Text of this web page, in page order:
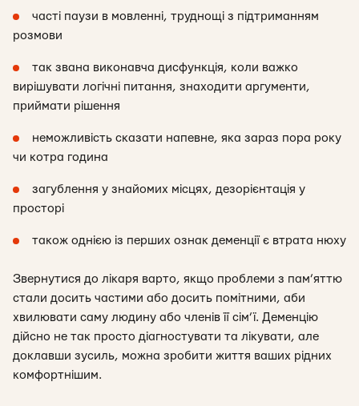
часті паузи в мовленні, труднощі з підтриманням
розмови
так звана виконавча дисфункція, коли важко
вирішувати логічні питання, знаходити аргументи,
приймати рішення
неможливість сказати напевне, яка зараз пора року
чи котра година
загублення у знайомих місцях, дезорієнтація у
просторі
також однією із перших ознак деменції є втрата нюху
Звернутися до лікаря варто, якщо проблеми з пам’яттю
стали досить частими або досить помітними, аби
хвилювати саму людину або членів її сім’ї. Деменцію
дійсно не так просто діагностувати та лікувати, але
доклавши зусиль, можна зробити життя ваших рідних
комфортнішим.